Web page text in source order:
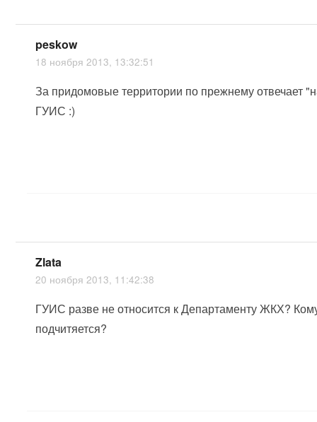
peskow
18 ноября 2013, 13:32:51
За придомовые территории по прежнему отвечает
ГУИС :)
Zlata
20 ноября 2013, 11:42:38
ГУИС разве не относится к Департаменту ЖКХ?
подчитяется?